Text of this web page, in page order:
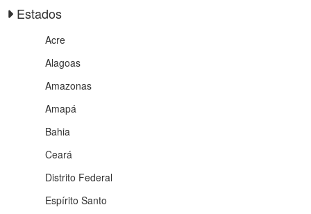
Estados
Acre
Alagoas
Amazonas
Amapá
Bahia
Ceará
Distrito Federal
Espírito Santo